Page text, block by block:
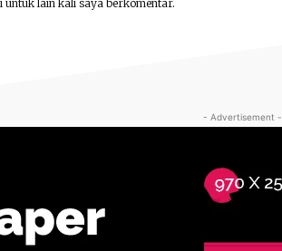
untuk lain kali saya berkomentar.
- Advertisement -